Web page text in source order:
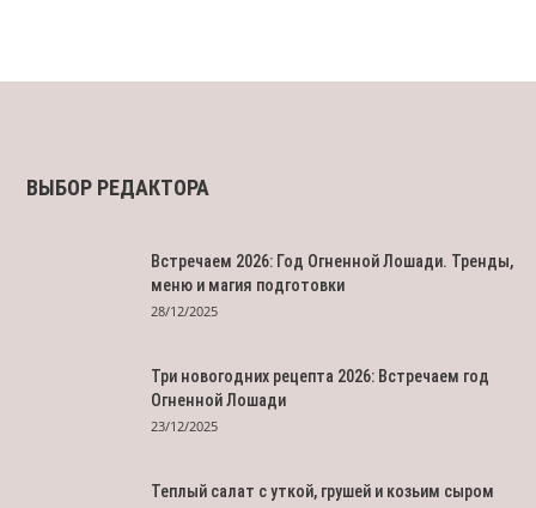
ВЫБОР РЕДАКТОРА
Встречаем 2026: Год Огненной Лошади. Тренды,
меню и магия подготовки
28/12/2025
Три новогодних рецепта 2026: Встречаем год
Огненной Лошади
23/12/2025
Теплый салат с уткой, грушей и козьим сыром